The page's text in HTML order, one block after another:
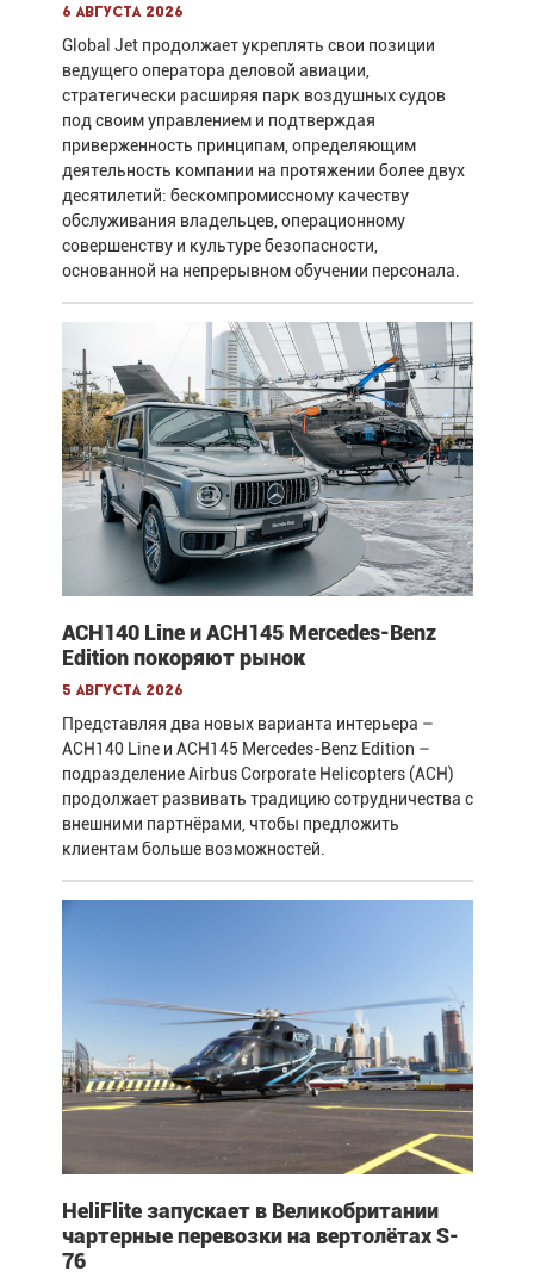
6 августа 2026
Global Jet продолжает укреплять свои позиции
ведущего оператора деловой авиации,
стратегически расширяя парк воздушных судов
под своим управлением и подтверждая
приверженность принципам, определяющим
деятельность компании на протяжении более двух
десятилетий: бескомпромиссному качеству
обслуживания владельцев, операционному
совершенству и культуре безопасности,
основанной на непрерывном обучении персонала.
ACH140 Line и ACH145 Mercedes-Benz
Edition покоряют рынок
5 августа 2026
Представляя два новых варианта интерьера –
ACH140 Line и ACH145 Mercedes-Benz Edition –
подразделение Airbus Corporate Helicopters (ACH)
продолжает развивать традицию сотрудничества с
внешними партнёрами, чтобы предложить
клиентам больше возможностей.
HeliFlite запускает в Великобритании
чартерные перевозки на вертолётах S-
76